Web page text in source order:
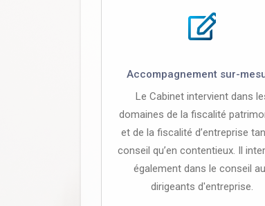
Accompagnement sur-
Le Cabinet intervient dans
domaines de la fiscalité
et de la fiscalité d’entreprise
conseil qu’en contentieux. Il
également dans le conseil
dirigeants d'entreprise.